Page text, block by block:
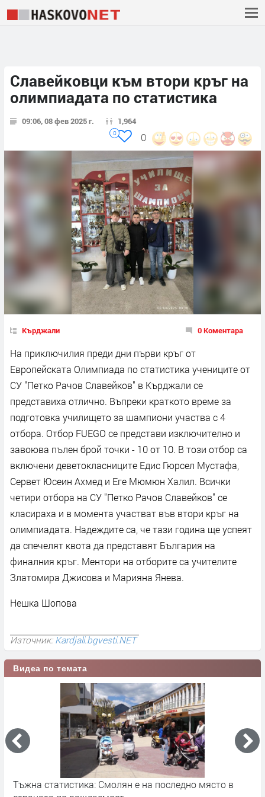
Славейковци към втори кръг на
олимпиадата по статистика
09:06, 08 фев 2025 г. 1,964
0
0
Кърджали 0 Коментара
На приключилия преди дни първи кръг от
Европейската Олимпиада по статистика учениците от
СУ "Петко Рачов Славейков" в Кърджали се
представиха отлично. Въпреки краткото време за
подготовка училището за шампиони участва с 4
отборa. Отбор FUEGO се представи изключително и
завоюва пълен брой точки - 10 от 10. В този отбор са
включени деветокласниците Едис Гюрсел Мустафа,
Сервет Юсеин Ахмед и Еге Мюмюн Халил. Всички
четири отбора на СУ "Петко Рачов Славейков" се
класираха и в момента участват във втори кръг на
олимпиадата. Надеждите са, че тази година ще успеят
да спечелят квота да представят България на
финалния кръг. Ментори на отборите са учителите
Златомира Джисова и Марияна Янева.
Нешка Шопова
Източник:Kardjali.bgvesti.NET
Видеа по темата
Тъжна статистика: Смолян е на последно място в